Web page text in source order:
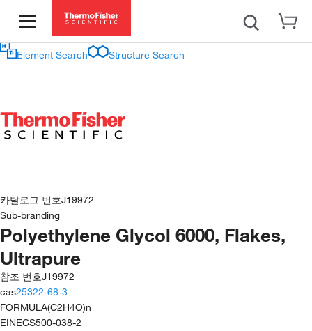
Element Search Structure Search
카탈로그 번호J19972
Sub-branding
Polyethylene Glycol 6000, Flakes,
Ultrapure
참조 번호J19972
cas25322-68-3
FORMULA(C2H4O)n
EINECS500-038-2